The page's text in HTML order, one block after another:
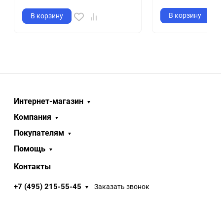
В корзину В корзину
Интернет-магазин
Компания
Покупателям
Помощь
Контакты
+7 (495) 215-55-45 Заказать звонок